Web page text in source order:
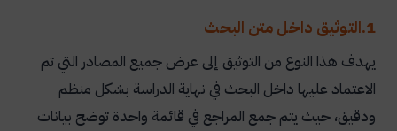
1.التوثيق داخل متن البحث
يهدف هذا النوع من التوثيق إلى عرض جميع المصادر التي تم
الاعتماد عليها داخل البحث في نهاية الدراسة بشكل منظم
ودقيق، حيث يتم جمع المراجع في قائمة واحدة توضح بيانات